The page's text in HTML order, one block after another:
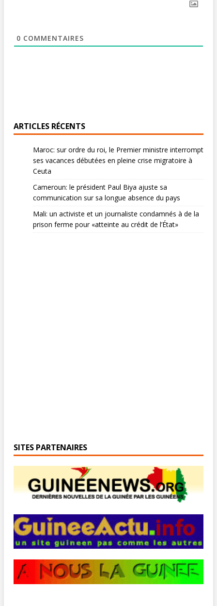
0 COMMENTAIRES
ARTICLES RÉCENTS
Maroc: sur ordre du roi, le Premier ministre interrompt
ses vacances débutées en pleine crise migratoire à
Ceuta
Cameroun: le président Paul Biya ajuste sa
communication sur sa longue absence du pays
Mali: un activiste et un journaliste condamnés à de la
prison ferme pour «atteinte au crédit de l’État»
SITES PARTENAIRES